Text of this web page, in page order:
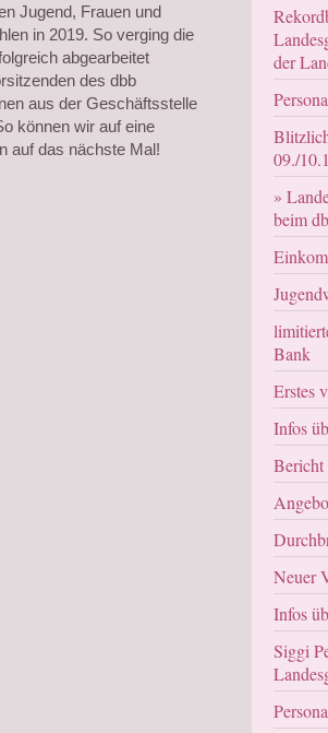
Jugend, Frauen und
in 2019. So verging die
abgearbeitet
des dbb
aus der Geschäftsstelle
können wir auf eine
auf das nächste Mal!
der
09./
beim
Bank
Erstes
Infos
Neuer
Infos
Siggi